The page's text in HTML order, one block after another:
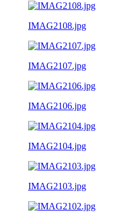
IMAG2108.jpg
IMAG2107.jpg
IMAG2106.jpg
IMAG2104.jpg
IMAG2103.jpg